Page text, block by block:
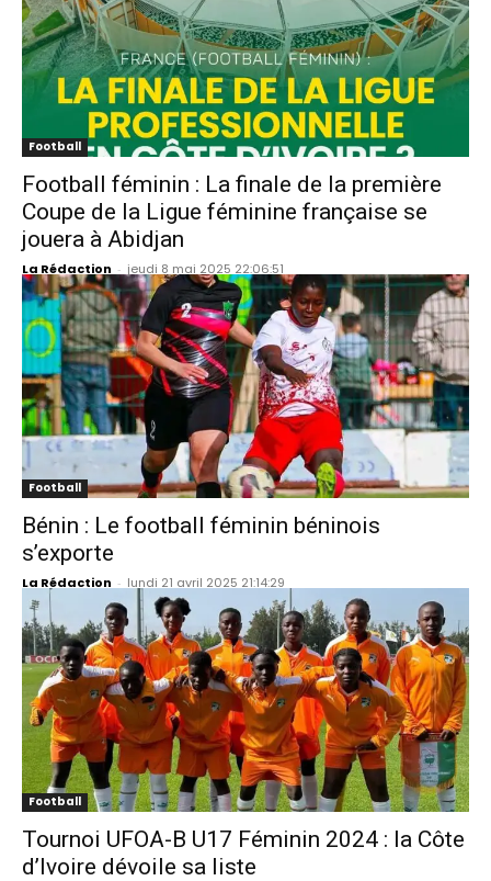
Football
Football féminin : La finale de la première
Coupe de la Ligue féminine française se
jouera à Abidjan
La Rédaction - jeudi 8 mai 2025 22:06:51
Football
Bénin : Le football féminin béninois
s’exporte
La Rédaction - lundi 21 avril 2025 21:14:29
Football
Tournoi UFOA-B U17 Féminin 2024 : la Côte
d’Ivoire dévoile sa liste